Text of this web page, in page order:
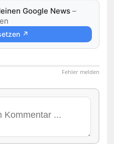
Google News –
↗
Fehler melden